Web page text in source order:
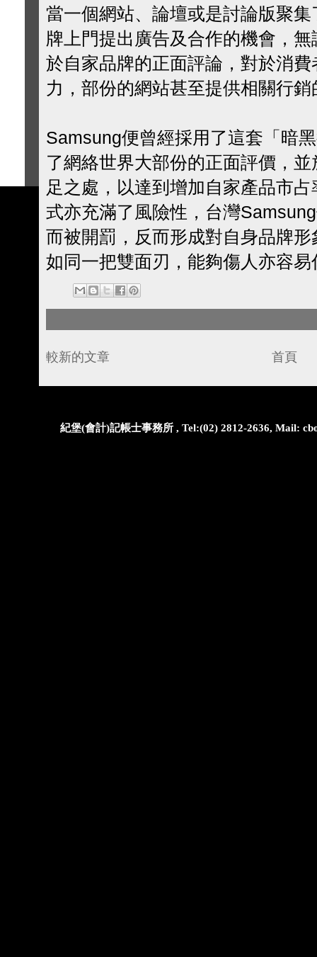
當一個網站、論壇或是討論版聚
牌上門提出廣告及合作的機會，
於自家品牌的正面評論，對於消
力，部份的網站甚至提供相關行
Samsung便曾經採用了這套「暗
了網絡世界大部份的正面評價，
足之處，以達到增加自家產品市
式亦充滿了風險性，台灣
而被開罰，反而形成對自身品牌
如同一把雙面刃，能夠傷人亦容易
較新的文章 首頁
紀堡(會計)記帳士事務所 , Tel:(02) 2812-2636, Mail: